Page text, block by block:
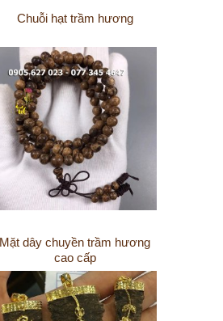
Chuỗi hạt trầm hương
Mặt dây chuyền trầm hương
cao cấp